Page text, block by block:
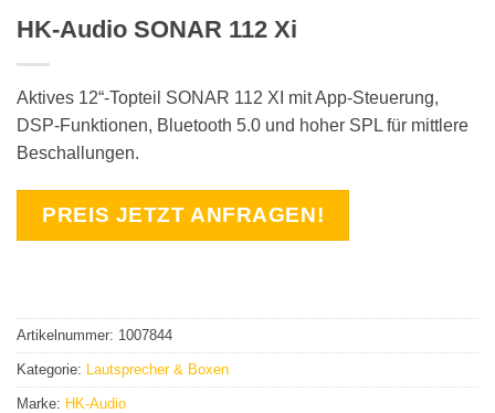
HK-Audio SONAR 112 Xi
Aktives 12“-Topteil SONAR 112 XI mit App-Steuerung,
DSP-Funktionen, Bluetooth 5.0 und hoher SPL für mittlere
Beschallungen.
PREIS JETZT ANFRAGEN!
Artikelnummer: 1007844
Kategorie: Lautsprecher & Boxen
Marke: HK-Audio